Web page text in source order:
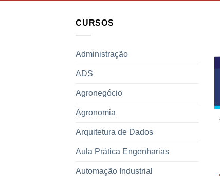
CURSOS
Administração
ADS
Agronegócio
Agronomia
Arquitetura de Dados
Aula Prática Engenharias
Automação Industrial